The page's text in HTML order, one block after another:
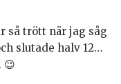
så trött när jag såg
slutade halv 12…
😉